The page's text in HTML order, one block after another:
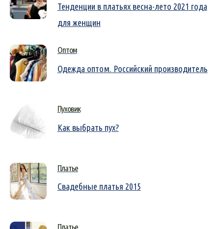
Тенденции в платьях весна-лето 2021 года
для женщин
Оптом
Одежда оптом. Российский производитель
Пуховик
Как выбрать пух?
Платье
Свадебные платья 2015
Платье